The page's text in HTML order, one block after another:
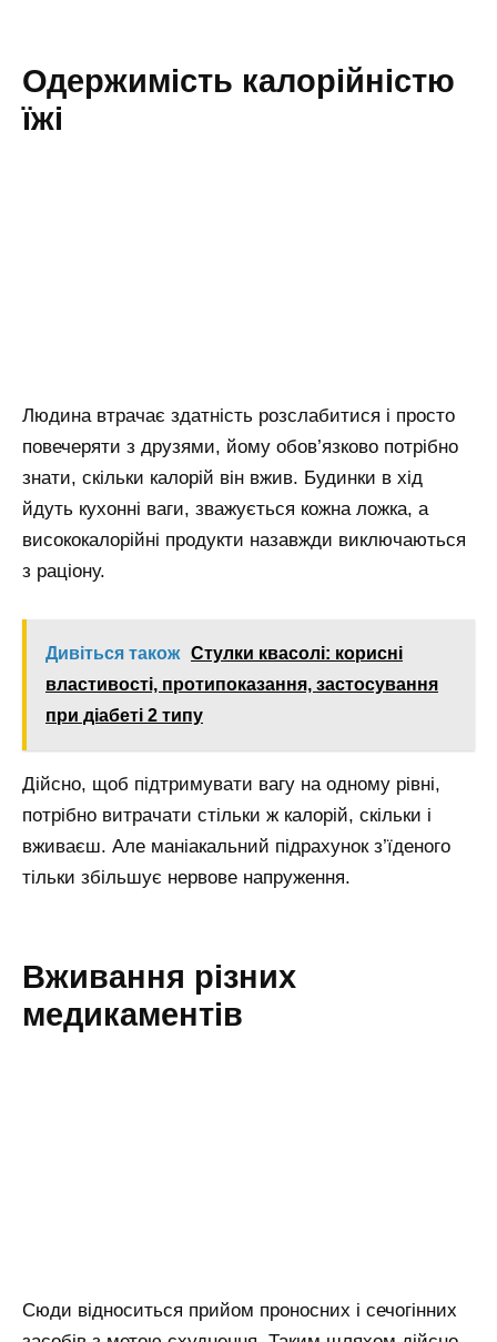
Одержимість калорійністю
їжі
Людина втрачає здатність розслабитися і просто
повечеряти з друзями, йому обов’язково потрібно
знати, скільки калорій він вжив. Будинки в хід
йдуть кухонні ваги, зважується кожна ложка, а
висококалорійні продукти назавжди виключаються
з раціону.
Дивіться також Стулки квасолі: корисні
властивості, протипоказання, застосування
при діабеті 2 типу
Дійсно, щоб підтримувати вагу на одному рівні,
потрібно витрачати стільки ж калорій, скільки і
вживаєш. Але маніакальний підрахунок з’їденого
тільки збільшує нервове напруження.
Вживання різних
медикаментів
Сюди відноситься прийом проносних і сечогінних